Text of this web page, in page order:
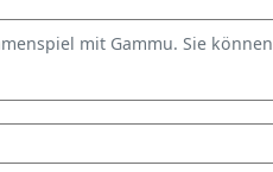
mit Gammu. Sie können